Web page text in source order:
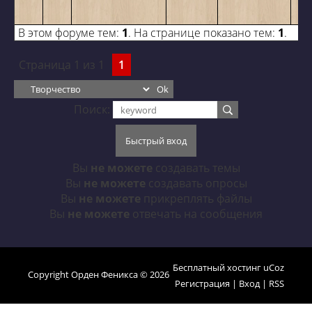
В этом форуме тем: 1. На странице показано тем: 1.
Страница из 1
Поиск:
Вы не можете создавать темы
Вы не можете создавать опросы
Вы не можете прикреплять файлы
Вы не можете отвечать на сообщения
Copyright Орден Феникса © 2026
Бесплатный хостинг uCoz
Регистрация | Вход| RSS